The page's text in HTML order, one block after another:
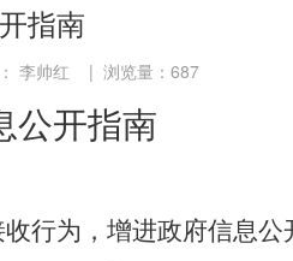
指南
李帅红 | 浏览量： 687
公开指南
行为，增进政府信息公